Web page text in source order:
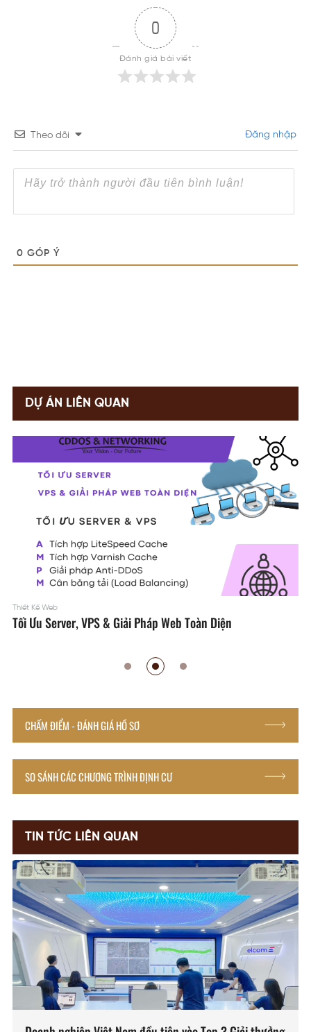
0
Đánh giá bài viết
Theo dõi Đăng nhập
0 GÓP Ý
DỰ ÁN LIÊN QUAN
Thiết Kế Web
Tối Ưu Server, VPS & Giải Pháp Web Toàn Diện
CHẤM ĐIỂM - ĐÁNH GIÁ HỒ SƠ
SO SÁNH CÁC CHƯƠNG TRÌNH ĐỊNH CƯ
TIN TỨC LIÊN QUAN